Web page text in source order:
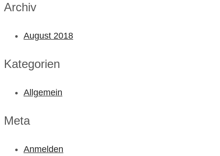
Archiv
August 2018
Kategorien
Allgemein
Meta
Anmelden